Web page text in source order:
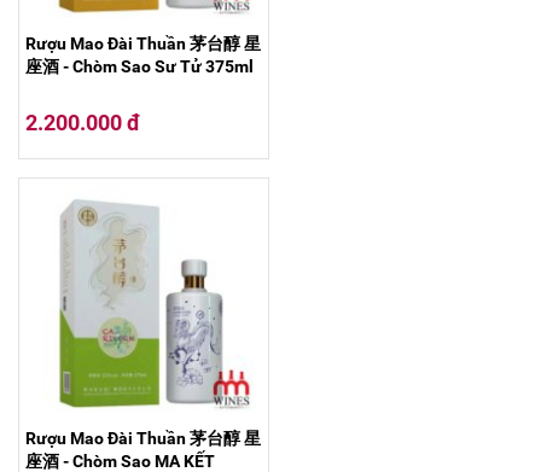
Rượu Mao Đài Thuần 茅台醇 星
座酒 - Chòm Sao Sư Tử 375ml
2.200.000 đ
Rượu Mao Đài Thuần 茅台醇 星
座酒 - Chòm Sao MA KẾT